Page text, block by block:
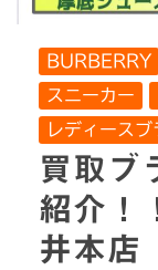
BURBERRY
スニーカー
レディース
買取ブ
紹介！
井本店